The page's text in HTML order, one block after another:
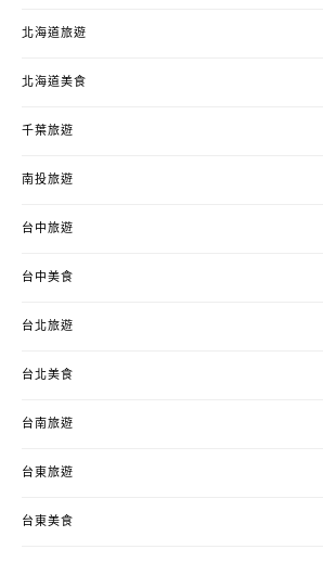
北海道旅遊
北海道美食
千葉旅遊
南投旅遊
台中旅遊
台中美食
台北旅遊
台北美食
台南旅遊
台東旅遊
台東美食